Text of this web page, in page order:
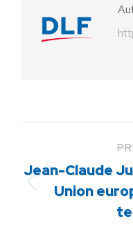
Jean-Claude
Union